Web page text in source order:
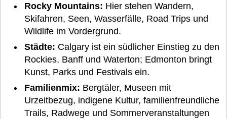
Rocky Mountains: Hier stehen Wandern,
Skifahren, Seen, Wasserfälle, Road Trips und
Wildlife im Vordergrund.
Städte: Calgary ist ein südlicher Einstieg zu den
Rockies, Banff und Waterton; Edmonton bringt
Kunst, Parks und Festivals ein.
Familienmix: Bergtäler, Museen mit
Urzeitbezug, indigene Kultur, familienfreundliche
Trails, Radwege und Sommerveranstaltungen